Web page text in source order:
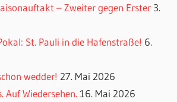
– Zweiter gegen Erster 3.
St. Pauli in die Hafenstraße! 6.
wedder! 27. Mai 2026
Auf Wiedersehen. 16. Mai 2026